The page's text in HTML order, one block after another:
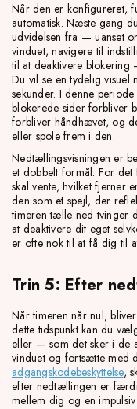
Når den er konfigureret,
automatisk. Næste gang
udvidelsen fra — uanset
vinduet, navigere til
til at deaktivere blokering
Du vil se en tydelig
sekunder. I denne
blokerede sider forbliver
forbliver håndhævet, og
eller spole frem i den.
Nedtællingsvisningen er
et dobbelt formål: For
skal vente, hvilket fjerner
den som et spejl, der
timeren tælle ned tvinger
at deaktivere dit eget
er ofte nok til at få dig til
Trin 5: Efter
Når timeren når nul,
dette tidspunkt kan du
eller — som det sker i de
vinduet og fortsætte med
adgangskodebeskyttelse,
efter nedtællingen er
mellem dig og en impulsiv